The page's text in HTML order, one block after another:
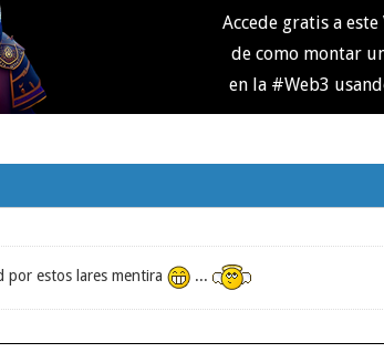
Accede gratis a
de como montar
en la #Web3
por estos lares mentira ...